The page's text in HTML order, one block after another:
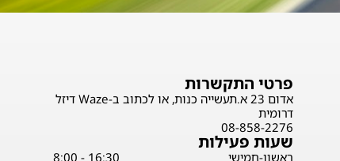
פרטי התקשרות
אדום 23 א.תעשייה כנות, או לכתוב ב-Waze דיזל
דרומית
08-858-2276
שעות פעילות
ראשון-חמישי 16:30 - 8:00